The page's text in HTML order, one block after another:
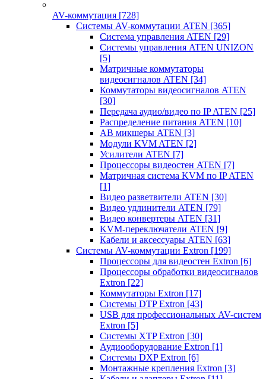
AV-коммутация [728]
Системы AV-коммутации ATEN [365]
Система управления ATEN [29]
Системы управления ATEN UNIZON
[5]
Матричные коммутаторы
видеосигналов ATEN [34]
Коммутаторы видеосигналов ATEN
[30]
Передача аудио/видео по IP ATEN [25]
Распределение питания ATEN [10]
АВ микшеры ATEN [3]
Модули KVM ATEN [2]
Усилители ATEN [7]
Процессоры видеостен ATEN [7]
Матричная система KVM по IP ATEN
[1]
Видео разветвители ATEN [30]
Видео удлинители ATEN [79]
Видео конвертеры ATEN [31]
KVM-переключатели ATEN [9]
Кабели и аксессуары ATEN [63]
Системы AV-коммутации Extron [199]
Процессоры для видеостен Extron [6]
Процессоры обработки видеосигналов
Extron [22]
Коммутаторы Extron [17]
Системы DTP Extron [43]
USB для профессиональных AV-систем
Extron [5]
Системы XTP Extron [30]
Аудиооборудование Extron [1]
Системы DXP Extron [6]
Монтажные крепления Extron [3]